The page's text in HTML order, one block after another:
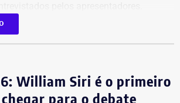
especial pelo YouTube e
William Siri é o primeiro
para o debate